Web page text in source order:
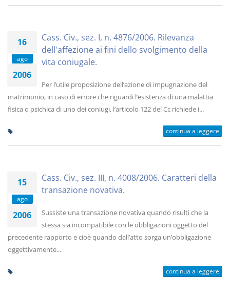
16
ago
2006
Cass. Civ., sez. I, n. 4876/2006. Rilevanza
dell'affezione ai fini dello svolgimento della
vita coniugale.
Per l’utile proposizione dell’azione di impugnazione del
matrimonio, in caso di errore che riguardi l’esistenza di una malattia
fisica o psichica di uno dei coniugi, l’articolo 122 del Cc richiede i...
continua a leggere
15
ago
2006
Cass. Civ., sez. III, n. 4008/2006. Caratteri della
transazione novativa.
Sussiste una transazione novativa quando risulti che la
stessa sia incompatibile con le obbligazioni oggetto del
precedente rapporto e cioè quando dall’atto sorga un’obbligazione
oggettivamente...
continua a leggere